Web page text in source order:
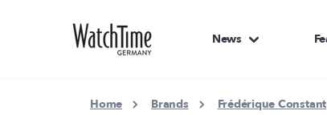
News
Home Brands Frédérique Constant